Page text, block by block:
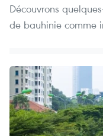
Découvrons
de bauhinie comme